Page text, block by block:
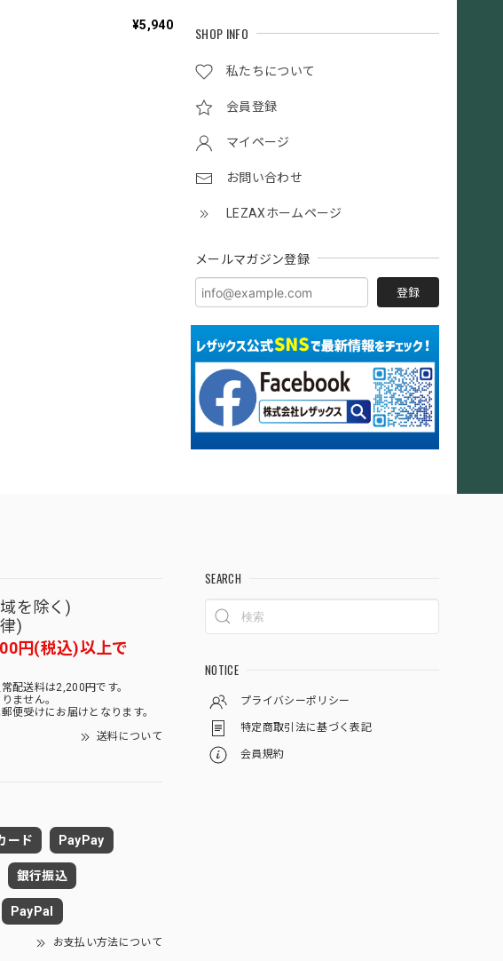
SHOP INFO
私たちについて
会員登録
マイページ
お問い合わせ
LEZAXホームページ
メールマガジン登録
登録
¥5,940
を除く)
)
円(税込)以上で
配送料は2,200円です。
ません。
便受けにお届けとなります。
送料について
ード PayPay
銀行振込
PayPal
お支払い方法について
SEARCH
NOTICE
プライバシーポリシー
特定商取引法に基づく表記
会員規約